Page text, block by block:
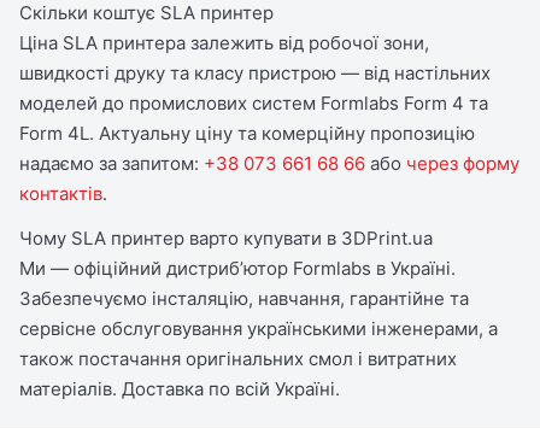
Скільки коштує SLA принтер
Ціна SLA принтера залежить від робочої зони,
швидкості друку та класу пристрою — від настільних
моделей до промислових систем Formlabs Form 4 та
Form 4L. Актуальну ціну та комерційну пропозицію
надаємо за запитом: +38 073 661 68 66 або через форму
контактів.
Чому SLA принтер варто купувати в 3DPrint.ua
Ми — офіційний дистрибʼютор Formlabs в Україні.
Забезпечуємо інсталяцію, навчання, гарантійне та
сервісне обслуговування українськими інженерами, а
також постачання оригінальних смол і витратних
матеріалів. Доставка по всій Україні.